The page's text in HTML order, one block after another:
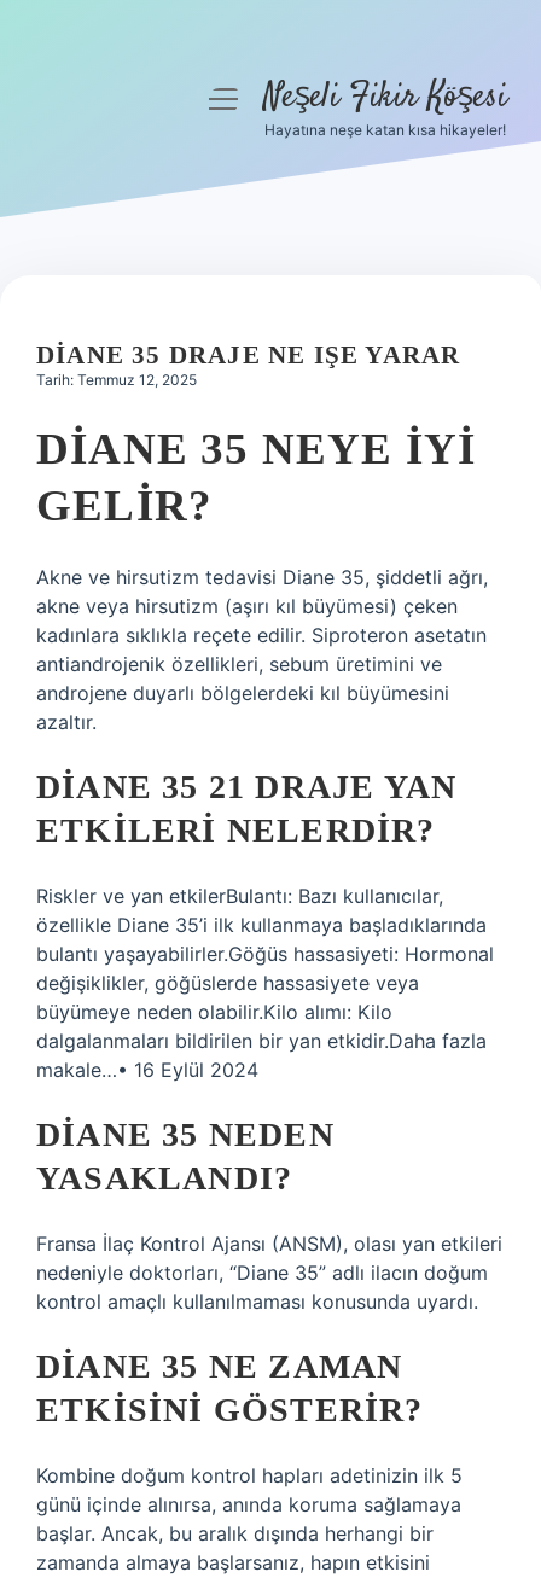
Hakkımızda
menüyüNeşeli Fikir Köşesi
Hayatına neşe katan kısa hikayeler!
DIANE 35 DRAJE NE IŞE YARAR
Tarih: Temmuz 12, 2025
DIANE 35 NEYE IYI
GELIR?
Akne ve hirsutizm tedavisi Diane 35, şiddetli ağrı,
akne veya hirsutizm (aşırı kıl büyümesi) çeken
kadınlara sıklıkla reçete edilir. Siproteron asetatın
antiandrojenik özellikleri, sebum üretimini ve
androjene duyarlı bölgelerdeki kıl büyümesini
azaltır.
DIANE 35 21 DRAJE YAN
ETKILERI NELERDIR?
Riskler ve yan etkilerBulantı: Bazı kullanıcılar,
özellikle Diane 35’i ilk kullanmaya başladıklarında
bulantı yaşayabilirler.Göğüs hassasiyeti: Hormonal
değişiklikler, göğüslerde hassasiyete veya
büyümeye neden olabilir.Kilo alımı: Kilo
dalgalanmaları bildirilen bir yan etkidir.Daha fazla
makale…• 16 Eylül 2024
DIANE 35 NEDEN
YASAKLANDI?
Fransa İlaç Kontrol Ajansı (ANSM), olası yan etkileri
nedeniyle doktorları, “Diane 35” adlı ilacın doğum
kontrol amaçlı kullanılmaması konusunda uyardı.
DIANE 35 NE ZAMAN
ETKISINI GÖSTERIR?
Kombine doğum kontrol hapları adetinizin ilk 5
günü içinde alınırsa, anında koruma sağlamaya
başlar. Ancak, bu aralık dışında herhangi bir
zamanda almaya başlarsanız, hapın etkisini